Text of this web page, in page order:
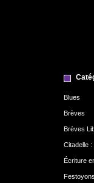
Blues
Brèves
Brèves
Citadelle
Écriture